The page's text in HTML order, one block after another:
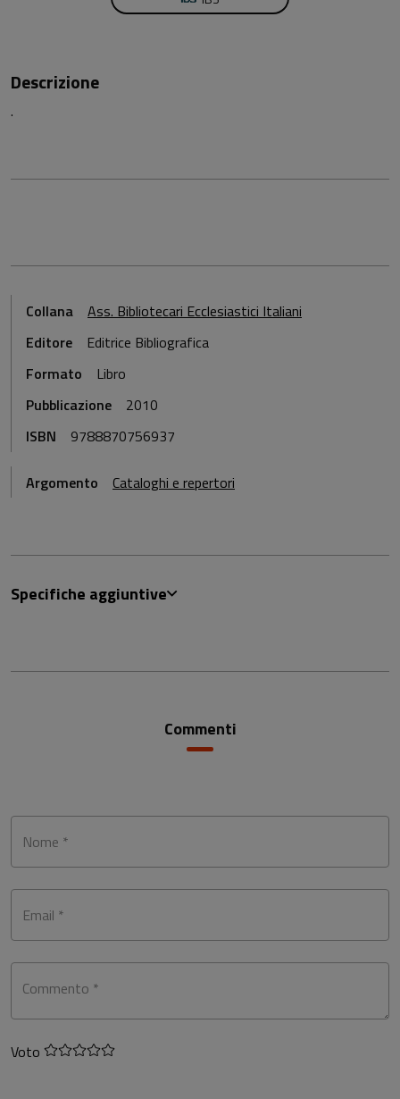
Descrizione
.
Collana
Ass. Bibliotecari Ecclesiastici Italiani
Editore
Editrice Bibliografica
Formato
Libro
Pubblicazione
2010
ISBN
9788870756937
Argomento Cataloghi e repertori
Specifiche aggiuntive
Commenti
Nome *
Email *
Commento *
Voto